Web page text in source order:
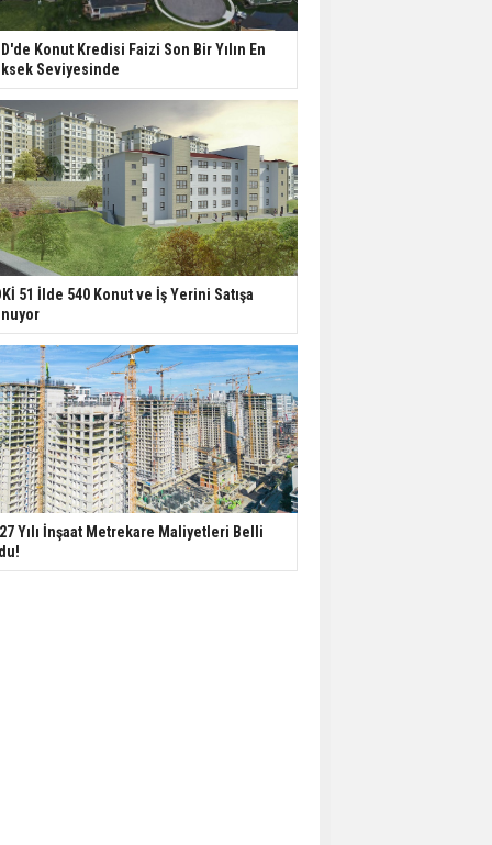
Konut Kredisi Faizi Son Bir Yılın En
Seviyesinde
51 İlde 540 Konut ve İş Yerini Satışa
Yılı İnşaat Metrekare Maliyetleri Belli